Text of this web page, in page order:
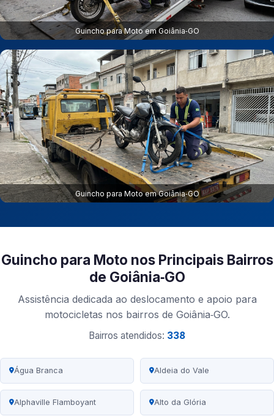
Guincho para Moto em Goiânia‑GO
Guincho para Moto em Goiânia‑GO
Guincho para Moto nos Principais Bairros
de Goiânia‑GO
Assistência dedicada ao deslocamento e apoio para
motocicletas nos bairros de Goiânia‑GO.
Bairros atendidos: 338
Água Branca Aldeia do Vale
Alphaville Flamboyant Alto da Glória